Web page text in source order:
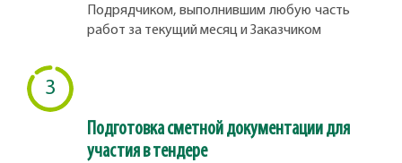
Подрядчиком, выполнившим любую часть
работ за текущий месяц и Заказчиком
3
Подготовка сметной документации для
участия в тендере